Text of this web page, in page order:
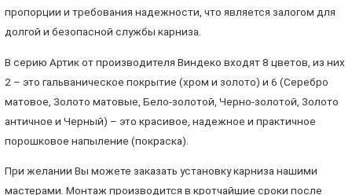
пропорции и требования надежности, что является залогом для
долгой и безопасной службы карниза.
В серию Артик от производителя Виндеко входят 8 цветов, из них
2 – это гальваническое покрытие (хром и золото) и 6 (Серебро
матовое, Золото матовые, Бело-золотой, Черно-золотой, Золото
античное и Черный) – это красивое, надежное и практичное
порошковое напыление (покраска).
При желании Вы можете заказать установку карниза нашими
мастерами. Монтаж производится в кротчайшие сроки после